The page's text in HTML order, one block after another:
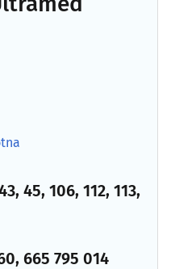
45, 106, 112, 113,
665 795 014